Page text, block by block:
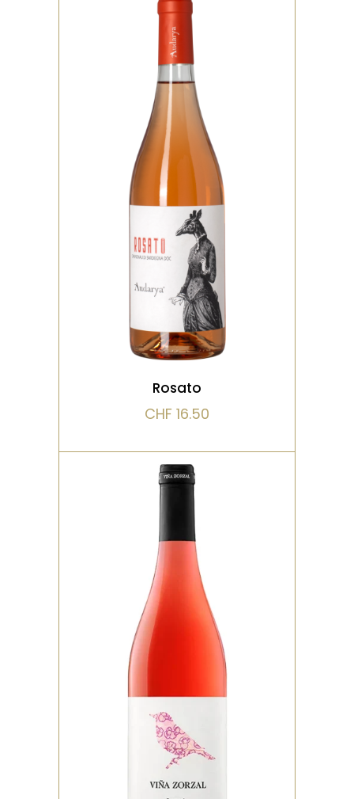
ROSÉ
Nez Fruité avec des notes
d'agrumes et de fruits
tropicaux. Très frais avec
une minéralité
VOIR LE PRODUIT
Rosato
CHF 16.50
ROSÉ
Rosé de grenache à la
couleur pâle, très
aromatique. On y retrouve
des notes de fraise fra�
VOIR LE PRODUIT